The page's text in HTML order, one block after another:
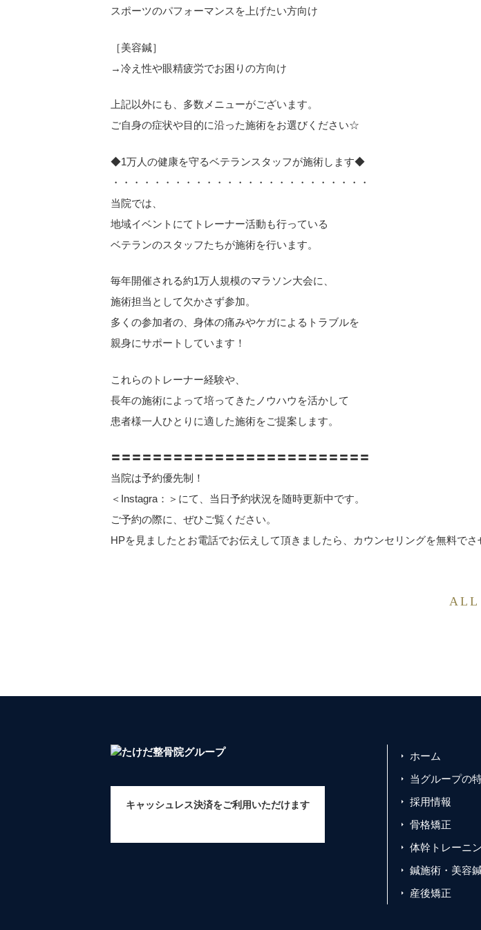
スポーツのパフォーマンスを上げたい方向け
［美容鍼］
→冷え性や眼精疲労でお困りの方向け
上記以外にも、多数メニューがございます。
ご自身の症状や目的に沿った施術をお選びください☆
◆1万人の健康を守るベテランスタッフが施術します◆
・・・・・・・・・・・・・・・・・・・・・・・・・
当院では、
地域イベントにてトレーナー活動も行っている
ベテランのスタッフたちが施術を行います。
毎年開催される約1万人規模のマラソン大会に、
施術担当として欠かさず参加。
多くの参加者の、身体の痛みやケガによるトラブルを
親身にサポートしています！
これらのトレーナー経験や、
長年の施術によって培ってきたノウハウを活かして
患者様一人ひとりに適した施術をご提案します。
〓〓〓〓〓〓〓〓〓〓〓〓〓〓〓〓〓〓〓〓〓〓〓〓〓
当院は予約優先制！
＜Instagra：＞にて、当日予約状況を随時更新中です。
ご予約の際に、ぜひご覧ください。
HPを見ましたとお電話でお伝えして頂きましたら、カウンセリングを無料でさ
ALL
キャッシュレス決済をご利用いただけます
ホーム
当グループの
採用情報
骨格矯正
体幹トレーニ
鍼施術・美容
産後矯正